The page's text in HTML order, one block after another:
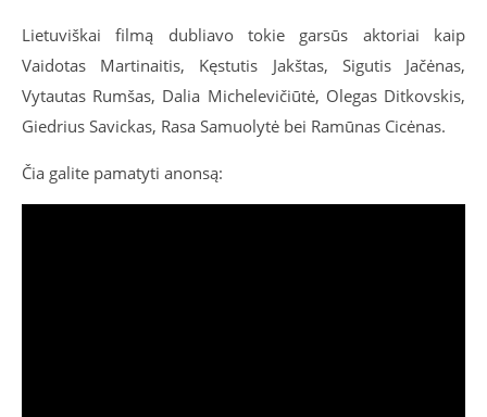
Lietuviškai filmą dubliavo tokie garsūs aktoriai kaip
Vaidotas Martinaitis, Kęstutis Jakštas, Sigutis Jačėnas,
Vytautas Rumšas, Dalia Michelevičiūtė, Olegas Ditkovskis,
Giedrius Savickas, Rasa Samuolytė bei Ramūnas Cicėnas.
Čia galite pamatyti anonsą: